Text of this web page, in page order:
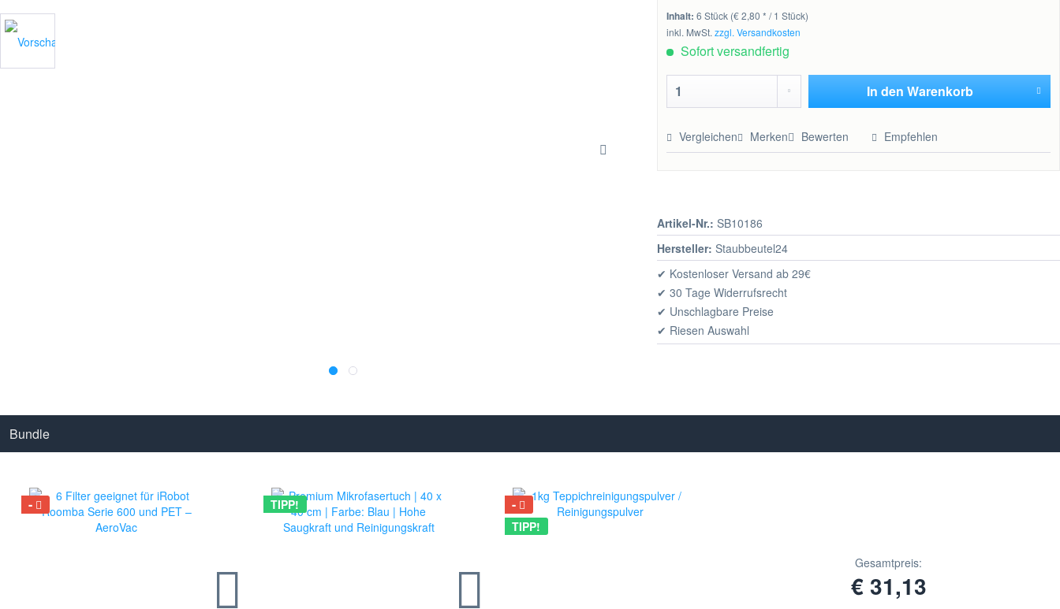
Inhalt:6 Stück (€ 2,80 * / 1 Stück)
inkl. MwSt.zzgl. Versandkosten
Sofort versandfertig
In den Warenkorb
Vergleichen Merken Bewerten Empfehlen
Artikel-Nr.: SB10186
Hersteller: Staubbeutel24
✔ Kostenloser Versand ab 29€
✔ 30 Tage Widerrufsrecht
✔ Unschlagbare Preise
✔ Riesen Auswahl
Bundle
TIPP!
TIPP!
Gesamtpreis:
€ 31,13